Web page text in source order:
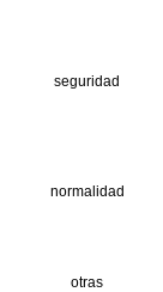
seguridad
normalidad
otras